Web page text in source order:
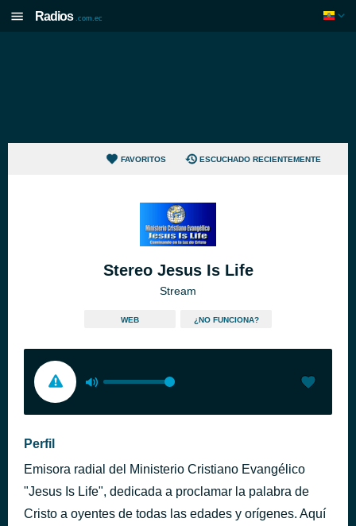
Radios .com.ec
FAVORITOS ESCUCHADO RECIENTEMENTE
Stereo Jesus Is Life
Stream
WEB ¿NO FUNCIONA?
Perfil
Emisora radial del Ministerio Cristiano Evangélico
"Jesus Is Life", dedicada a proclamar la palabra de
Cristo a oyentes de todas las edades y orígenes. Aquí